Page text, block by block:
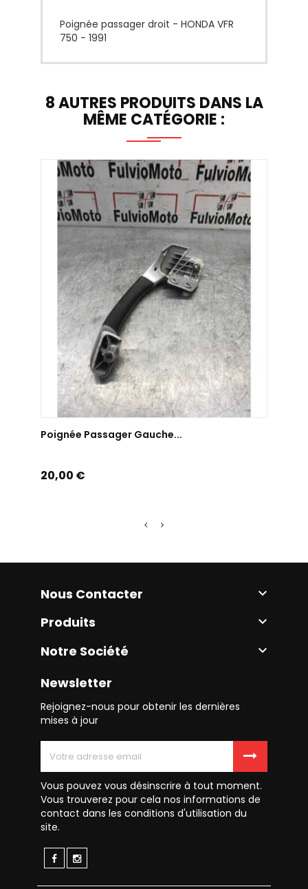
Poignée passager droit - HONDA VFR
750 - 1991
8 AUTRES PRODUITS DANS LA
MÊME CATÉGORIE :
AJOUTER AU PANIER
Poignée Passager Gauche...
Prix
20,00 €
Nous Contacter 
Produits 
Notre Société 
Newsletter
Rejoignez-nous pour obtenir les dernières
mises à jour
Vous pouvez vous désinscrire à tout moment.
Vous trouverez pour cela nos informations de
contact dans les conditions d'utilisation du
site.